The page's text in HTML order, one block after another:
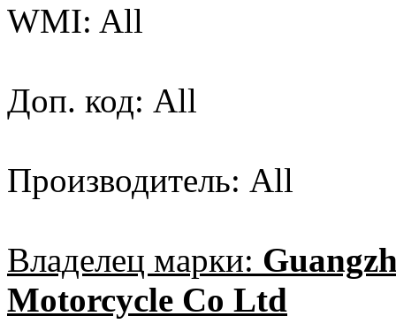
WMI: All
Доп. код: All
Производитель: All
Владелец марки:
Motorcycle Co Ltd